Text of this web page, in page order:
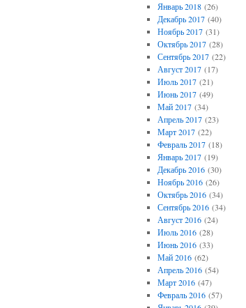
Январь 2018(26)
Декабрь 2017(40)
Ноябрь 2017(31)
Октябрь 2017(28)
Сентябрь 2017(22)
Август 2017(17)
Июль 2017(21)
Июнь 2017(49)
Май 2017(34)
Апрель 2017(23)
Март 2017(22)
Февраль 2017(18)
Январь 2017(19)
Декабрь 2016(30)
Ноябрь 2016(26)
Октябрь 2016(34)
Сентябрь 2016(34)
Август 2016(24)
Июль 2016(28)
Июнь 2016(33)
Май 2016(62)
Апрель 2016(54)
Март 2016(47)
Февраль 2016(57)